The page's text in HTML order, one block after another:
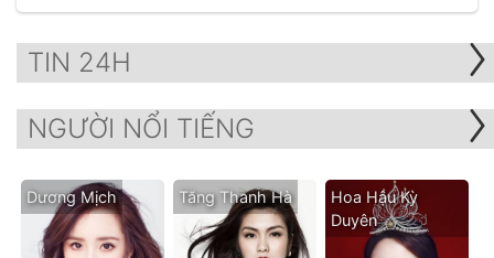
TIN 24H
NGƯỜI NỔI TIẾNG
Dương Mịch Tăng Thanh Hà
Hoa Hậu Kỳ
Duyên